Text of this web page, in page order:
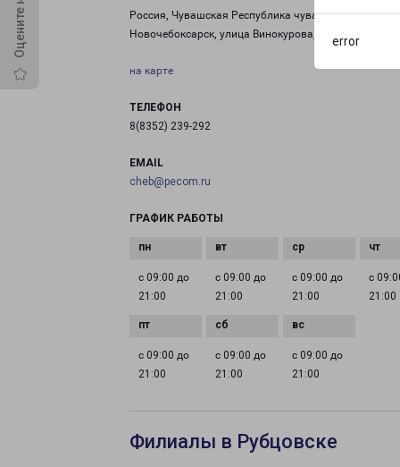
error
Россия, Чувашская Республика чувашия, город
Новочебоксарск, улица Винокурова, дом 99
на карте
ТЕЛЕФОН
8(8352) 239-292
EMAIL
cheb@pecom.ru
ГРАФИК РАБОТЫ
с 09:00 до
21:00
с 09:00 до
21:00
с 09:00 до
21:00
с
21:00
с 09:00 до
21:00
с 09:00 до
21:00
с 09:00 до
21:00
Филиалы в Рубцовске